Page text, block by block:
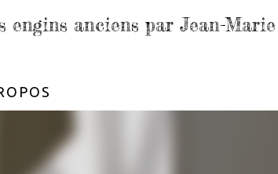
engins anciens par Jean-Marie